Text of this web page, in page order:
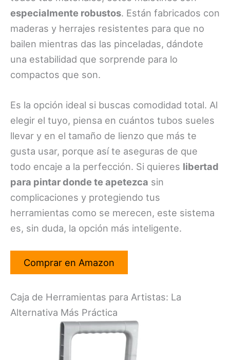
especialmente robustos. Están fabricados con
maderas y herrajes resistentes para que no
bailen mientras das las pinceladas, dándote
una estabilidad que sorprende para lo
compactos que son.
Es la opción ideal si buscas comodidad total. Al
elegir el tuyo, piensa en cuántos tubos sueles
llevar y en el tamaño de lienzo que más te
gusta usar, porque así te aseguras de que
todo encaje a la perfección. Si quieres libertad
para pintar donde te apetezca sin
complicaciones y protegiendo tus
herramientas como se merecen, este sistema
es, sin duda, la opción más inteligente.
Comprar en Amazon
Caja de Herramientas para Artistas: La
Alternativa Más Práctica